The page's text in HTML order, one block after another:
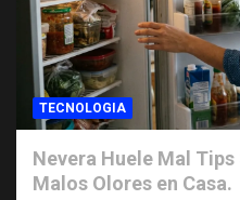
TECNOLOGIA
Nevera Huele Mal
Malos Olores en Casa.